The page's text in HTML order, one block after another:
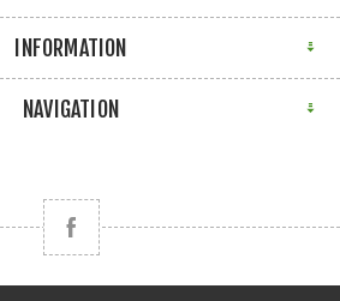
INFORMATION
NAVIGATION